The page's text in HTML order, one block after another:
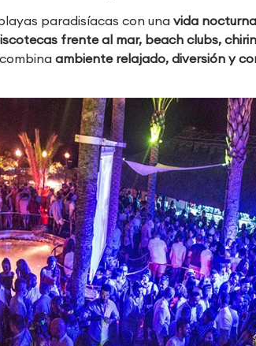
paradisíacas con una vida
frente al mar, beach clubs,
ambiente relajado, diversión y